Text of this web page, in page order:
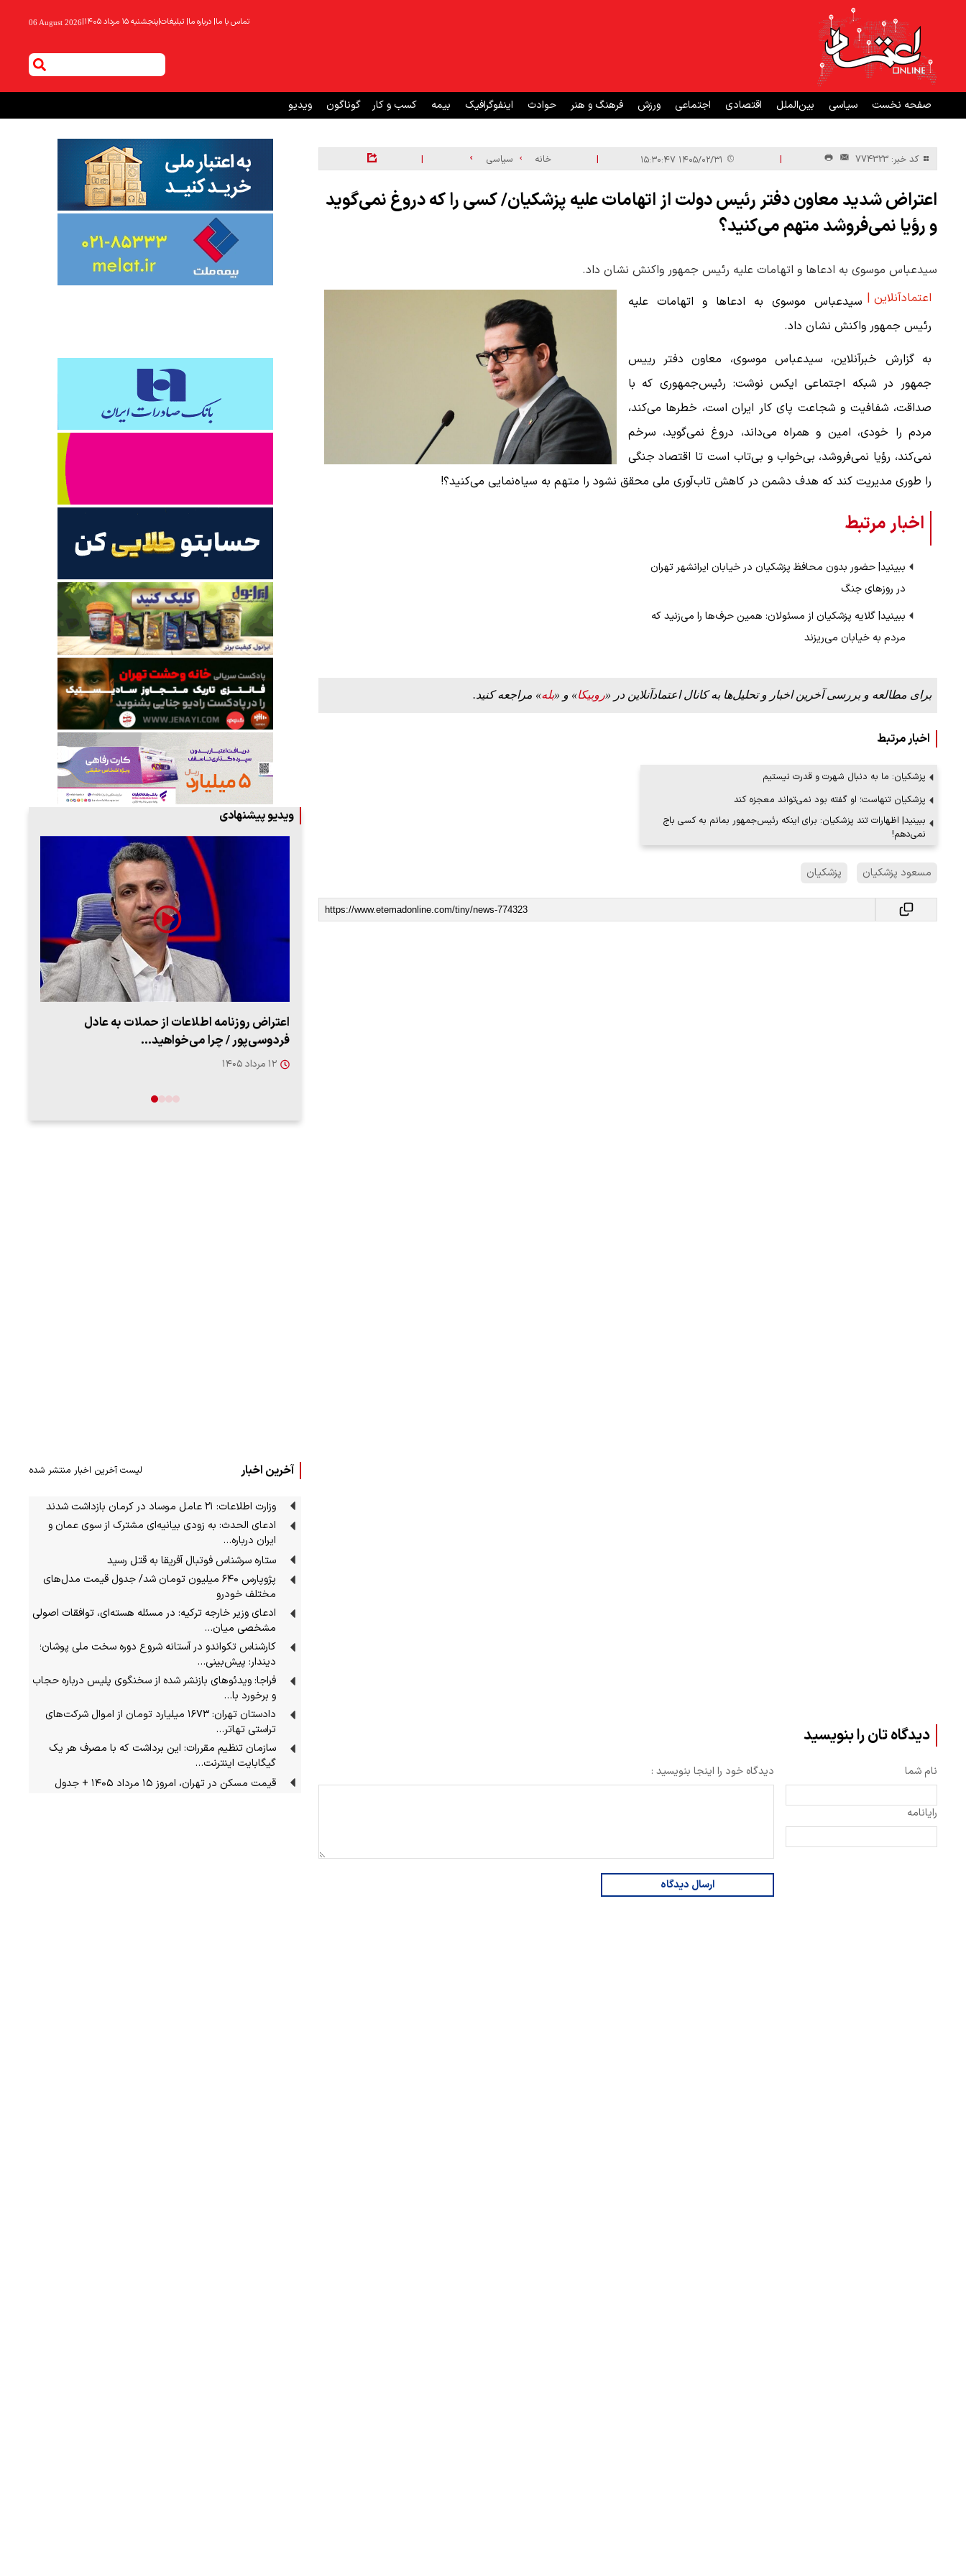
تماس با ما| درباره ما| تبلیغات|پنجشنبه ۱۵ مرداد ۱۴۰۵ |
06 August 2026
صفحه نخست سیاسی بین‌الملل اقتصادی اجتماعی ورزش فرهنگ و هنر حوادث اینفوگرافیک بیمه کسب و کار گوناگون ویدیو
کد خبر: 774323 |
| خانه سیاسی |
اعتراض شدید معاون دفتر رئیس دولت از اتهامات علیه پزشکیان/ کسی را که دروغ نمی‌گوید
و رؤیا نمی‌فروشد متهم می‌کنید؟
سیدعباس موسوی به ادعاها و اتهامات علیه رئیس جمهور واکنش نشان داد.
اعتمادآنلاین | سیدعباس موسوی به ادعاها و اتهامات علیه
رئیس جمهور واکنش نشان داد.
به گزارش خبرآنلاین، سیدعباس موسوی، معاون دفتر رییس
جمهور در شبکه اجتماعی ایکس نوشت: رئیس‌جمهوری که با
صداقت، شفافیت و شجاعت پای کار ایران است، خطرها می‌کند،
مردم را خودی، امین و همراه می‌داند، دروغ نمی‌گوید، سرخم
نمی‌کند، رؤیا نمی‌فروشد، بی‌خواب و بی‌تاب است تا اقتصاد جنگی
را طوری مدیریت کند که هدف دشمن در کاهش تاب‌آوری ملی محقق نشود را متهم به سیاه‌نمایی می‌کنید؟!
اخبار مرتبط
ببینید| حضور بدون محافظ پزشکیان در خیابان ایرانشهر تهران
در روزهای جنگ
ببینید| گلایه پزشکیان از مسئولان: همین حرف‌ها را می‌زنید که
مردم به خیابان می‌ریزند
برای مطالعه و بررسی آخرین اخبار و تحلیل‌ها به کانال اعتمادآنلاین در «روبیکا» و «بله» مراجعه کنید.
اخبار مرتبط
پزشکیان: ما به دنبال شهرت و قدرت نیستیم
پزشکیان تنهاست؛ او گفته بود نمی‌تواند معجزه کند
ببینید| اظهارات تند پزشکیان: برای اینکه رئیس‌جمهور بمانم به کسی باج
نمی‌دهم!
مسعود پزشکیان پزشکیان
دیدگاه تان را بنویسید
نام شما
رایانامه
دیدگاه خود را اینجا بنویسید :
ارسال دیدگاه
ویدیو پیشنهادی
اعتراض روزنامه اطلاعات از حملات به عادل
فردوسی‌پور / چرا می‌خواهید…
۱۲ مرداد ۱۴۰۵
آخرین اخبار لیست آخرین اخبار منتشر شده
وزارت اطلاعات: ۲۱ عامل موساد در کرمان بازداشت شدند
ادعای الحدث: به زودی بیانیه‌ای مشترک از سوی عمان و
ایران درباره…
ستاره سرشناس فوتبال آفریقا به قتل رسید
پژوپارس ۶۴۰ میلیون تومان شد/ جدول قیمت مدل‌های
مختلف خودرو
ادعای وزیر خارجه ترکیه: در مسئله هسته‌ای، توافقات اصولی
مشخصی میان…
کارشناس تکواندو در آستانه شروع دوره سخت ملی پوشان؛
دیندار: پیش‌بینی…
فراجا: ویدئوهای بازنشر شده از سخنگوی پلیس درباره حجاب
و برخورد با…
دادستان تهران: ۱۶۷۳ میلیارد تومان از اموال شرکت‌های
تراستی تهاتر…
سازمان تنظیم مقررات: این برداشت که با مصرف هر یک
گیگابایت اینترنت…
قیمت مسکن در تهران، امروز ۱۵ مرداد ۱۴۰۵ + جدول